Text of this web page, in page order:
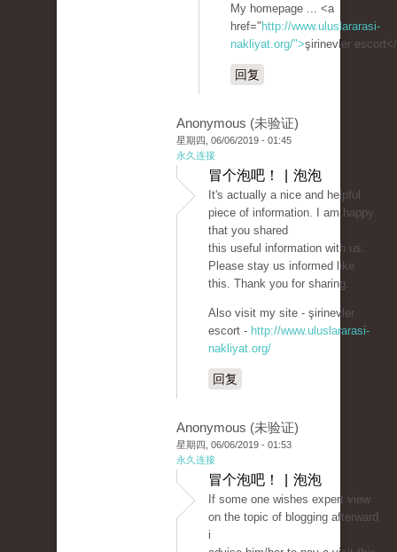
My homepage ... <a
href=" http://www.uluslararasi-
nakliyat.org/">şirinevler
回复
Anonymous (未验证)
星期四, 06/06/2019 - 01:45
永久连接
冒个泡吧！ | 泡泡
It's actually a nice and helpful
piece of information. I am happy
that you shared
this useful information with us.
Please stay us informed like
this. Thank you for sharing.
Also visit my site - şirinevler
escort - http://www.uluslararasi-
nakliyat.org/
回复
Anonymous (未验证)
星期四, 06/06/2019 - 01:53
永久连接
冒个泡吧！ | 泡泡
If some one wishes expert view
on the topic of blogging afterward
i